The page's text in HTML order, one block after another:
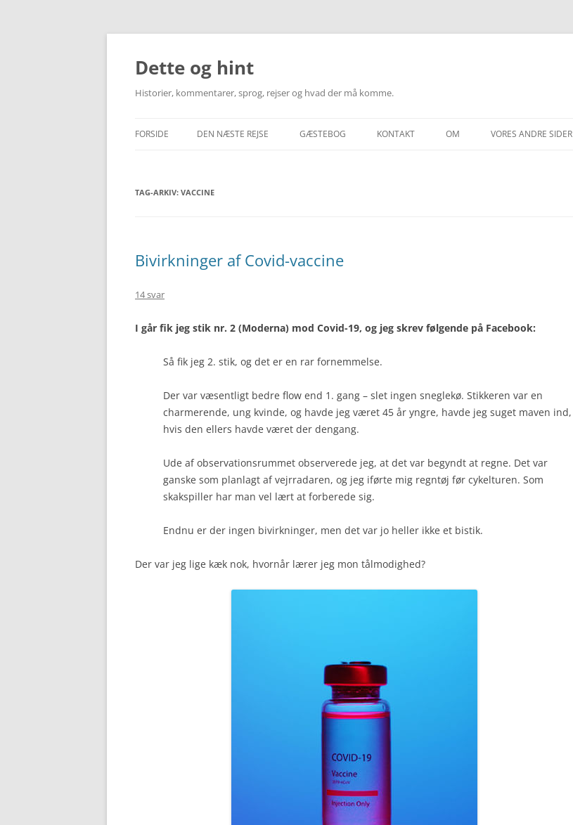
Hop
Dette og hint
Historier, kommentarer, sprog, rejser og hvad der må komme.
FORSIDE DEN NÆSTE REJSE
TRANSPORT – FLY & TOG
GÆSTEBOG KONTAKT OM VORES ANDRE SIDER
TAG-ARKIV: VACCINE
Bivirkninger af Covid-vaccine
14 svar
I går fik jeg stik nr. 2 (Moderna) mod Covid-19, og jeg skrev følgende på Facebook:
Så fik jeg 2. stik, og det er en rar fornemmelse.
Der var væsentligt bedre flow end 1. gang – slet ingen sneglekø. Stikkeren var en
charmerende, ung kvinde, og havde jeg været 45 år yngre, havde jeg suget maven ind,
hvis den ellers havde været der dengang.
Ude af observationsrummet observerede jeg, at det var begyndt at regne. Det var
ganske som planlagt af vejrradaren, og jeg iførte mig regntøj før cykelturen. Som
skakspiller har man vel lært at forberede sig.
Endnu er der ingen bivirkninger, men det var jo heller ikke et bistik.
Der var jeg lige kæk nok, hvornår lærer jeg mon tålmodighed?